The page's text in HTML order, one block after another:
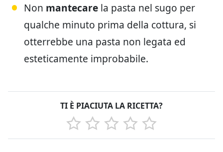
Non mantecare la pasta nel sugo per
qualche minuto prima della cottura, si
otterrebbe una pasta non legata ed
esteticamente improbabile.
TI È PIACIUTA LA RICETTA?